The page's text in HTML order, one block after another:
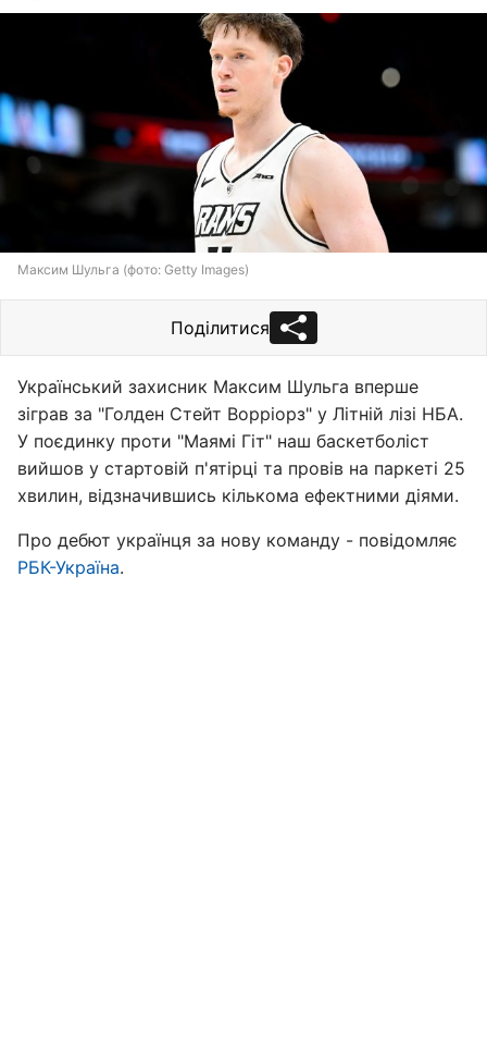
Максим Шульга (фото: Getty Images)
Поділитися
Український захисник Максим Шульга вперше
зіграв за "Голден Стейт Ворріорз" у Літній лізі НБА.
У поєдинку проти "Маямі Гіт" наш баскетболіст
вийшов у стартовій п'ятірці та провів на паркеті 25
хвилин, відзначившись кількома ефектними діями.
Про дебют українця за нову команду - повідомляє
РБК-Україна.